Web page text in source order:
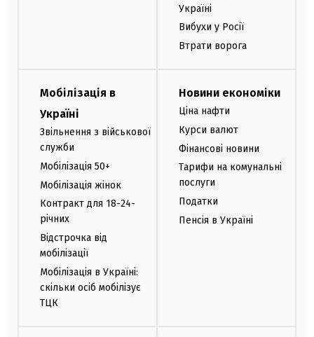
Україні
Вибухи у Росії
Втрати ворога
Мобілізація в
Україні
Звільнення з військової
служби
Мобілізація 50+
Мобілізація жінок
Контракт для 18-24-
річних
Відстрочка від
мобілізації
Мобілізація в Україні:
скільки осіб мобілізує
ТЦК
Новини економіки
Ціна нафти
Курси валют
Фінансові новини
Тарифи на комунальні
послуги
Податки
Пенсія в Україні